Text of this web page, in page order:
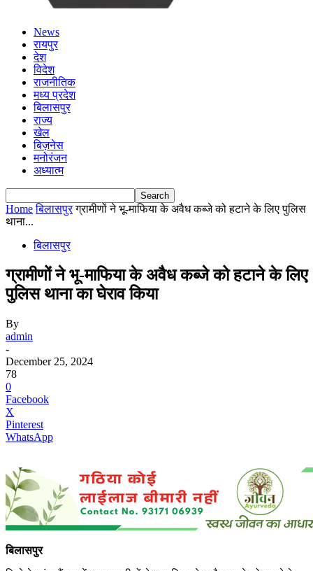
News
रायपुर
देश
विदेश
राजनीतिक
मध्य प्रदेश
बिलासपुर
राज्य
खेल
बिज़नेस
मनोरंजन
अध्यात्म
Home बिलासपुर ग्रामीणों ने भू-माफिया के अवैध कब्जे को हटाने के लिए पुलिस
थाना...
बिलासपुर
ग्रामीणों ने भू-माफिया के अवैध कब्जे को हटाने के लिए
पुलिस थाना का घेराव किया
By
admin
-
December 25, 2024
78
0
Facebook
X
Pinterest
WhatsApp
बिलासपुर